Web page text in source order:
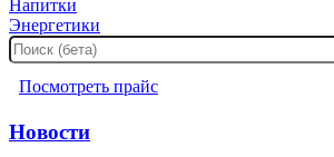
Напитки
Энергетики
Посмотреть прайс
Новости